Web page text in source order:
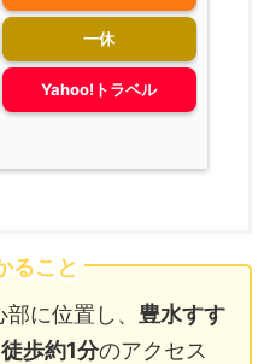
一休
Yahoo!トラベル
ること
に位置し、 豊水すす
歩約1分のアクセス